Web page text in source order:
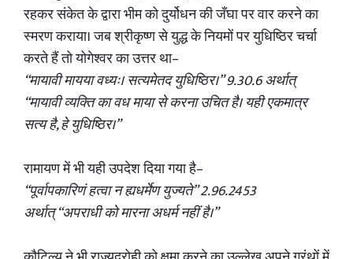
रहकर संकेत के द्वारा भीम को दुर्योधन की जँघा पर वार करने का
स्मरण कराया। जब श्रीकृष्ण से युद्ध के नियमों पर युधिष्ठिर चर्चा
करते हैं तो योगेश्वर का उत्तर था–
“मायावी मायया वध्यः। सत्यमेतद युधिष्ठिर।” 9.30.6 अर्थात्
“मायावी व्यक्ति का वध माया से करना उचित है। यही एकमात्र
सत्य है, हे युधिष्ठिर।”
रामायण में भी यही उपदेश दिया गया है–
“पूर्वापकारिणं हत्वा न ह्यधर्मेण युज्यते” 2.96.2453
अर्थात् “अपराधी को मारना अधर्म नहीं है।”